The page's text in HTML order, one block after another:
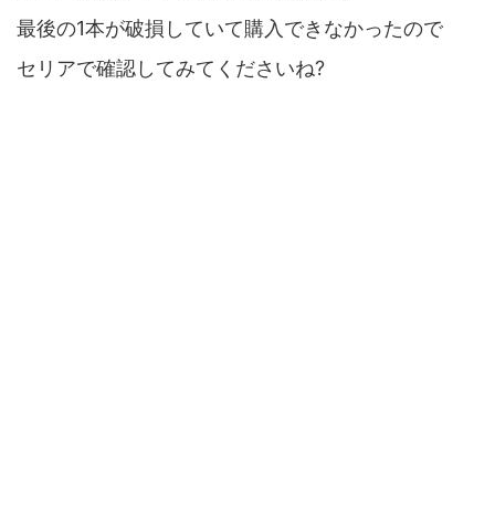
最後の1本が破損していて購入できなかったので
セリアで確認してみてくださいね?